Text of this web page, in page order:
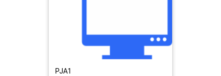
PJA1